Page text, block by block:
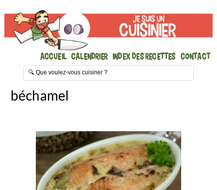
Accueil Calendrier Index des recettes Contact
béchamel